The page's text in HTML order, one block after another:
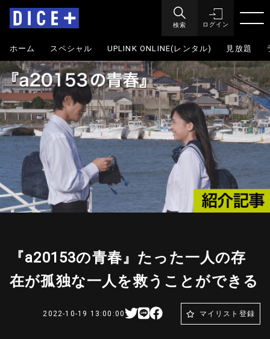
検索 ログイン
ホーム スペシャル UPLINK ONLINE(レンタル) 見放題
『a20153の青春』たった一人の存
在が孤独な一人を救うことができる
2022-10-19 13:00:00 マイリスト登録